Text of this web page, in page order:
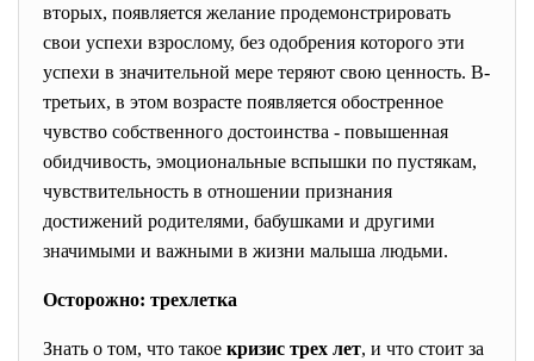
вторых, появляется желание продемонстрировать
свои успехи взрослому, без одобрения которого эти
успехи в значительной мере теряют свою ценность. В-
третьих, в этом возрасте появляется обостренное
чувство собственного достоинства - повышенная
обидчивость, эмоциональные вспышки по пустякам,
чувствительность в отношении признания
достижений родителями, бабушками и другими
значимыми и важными в жизни малыша людьми.
Осторожно: трехлетка
Знать о том, что такое кризис трех лет, и что стоит за